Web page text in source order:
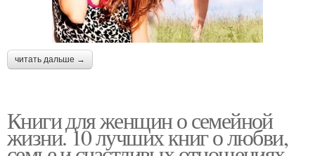
читать дальше →
Книги для женщин о семейной
жизни. 10 лучших книг о любви,